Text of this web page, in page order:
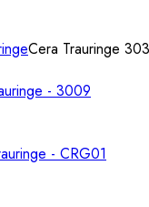
Cera Trauringe